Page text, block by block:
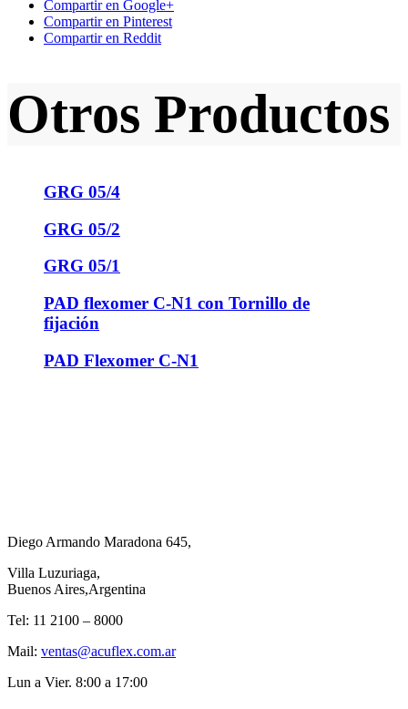
Compartir en Google+
Compartir en Pinterest
Compartir en Reddit
Otros Productos
GRG 05/4
GRG 05/2
GRG 05/1
PAD flexomer C-N1 con Tornillo de
fijación
PAD Flexomer C-N1
Diego Armando Maradona 645,
Villa Luzuriaga,
Buenos Aires,Argentina
Tel: 11 2100 – 8000
Mail: ventas@acuflex.com.ar
Lun a Vier. 8:00 a 17:00